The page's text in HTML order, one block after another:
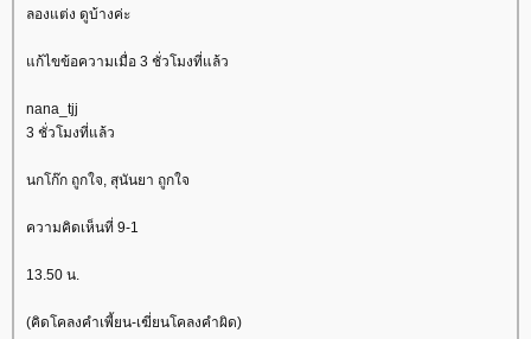
ลองแต่ง ดูบ้างค่ะ
ก้ไขข้อความเมื่อ 3 ชั่วโมงที่แล้ว
nana_tjj
3 ชั่วโมงที่แล้ว
นกโก๊ก ถูกใจ, สุนันยา ถูกใจ
ความคิดเห็นที่ 9-1
13.50 น.
(คิดโคลงคำเพี้ยน-เฆี่ยนโคลงคำผิด)